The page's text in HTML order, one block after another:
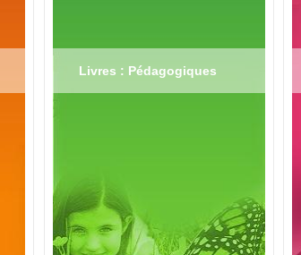
Livres : Pédagogiques